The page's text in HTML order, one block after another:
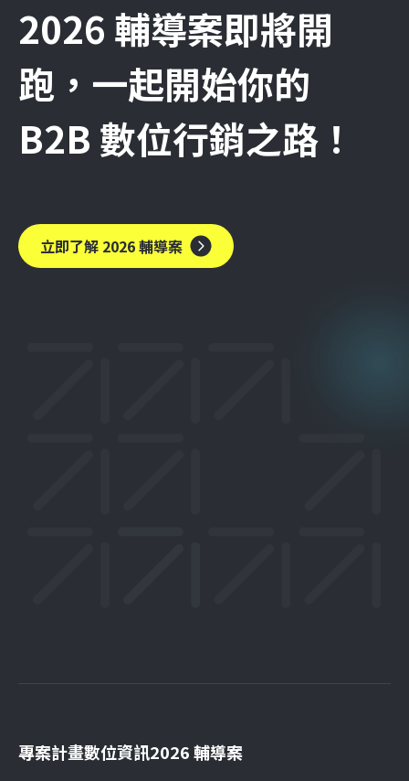
2026 輔導案即將開
跑，一起開始你的
B2B 數位行銷之路！
立即了解 2026 輔導案
專案計畫數位資訊2026 輔導案